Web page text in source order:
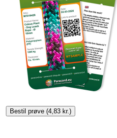
Bestil prøve (4,83 kr.)